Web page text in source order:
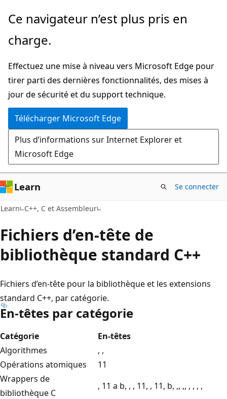
Passer
directement
au
principal
Ce navigateur n’est plus pris en
charge.
Effectuez une mise à niveau vers Microsoft Edge pour
tirer parti des dernières fonctionnalités, des mises à
jour de sécurité et du support technique.
Télécharger Microsoft Edge
Plus d’informations sur Internet Explorer et
Microsoft Edge
Learn Se connecter
Learn C++, C et Assembleur
Fichiers d’en-tête de
bibliothèque standard C++
Fichiers d’en-tête pour la bibliothèque et les extensions
standard C++, par catégorie.
En-têtes par catégorie
Catégorie
En-têtes
Algorithmes
, ,
Opérations atomiques
11
Wrappers de
bibliothèque C
, 11 a b, , , 11, , 11, b, ,, ,, , , , ,